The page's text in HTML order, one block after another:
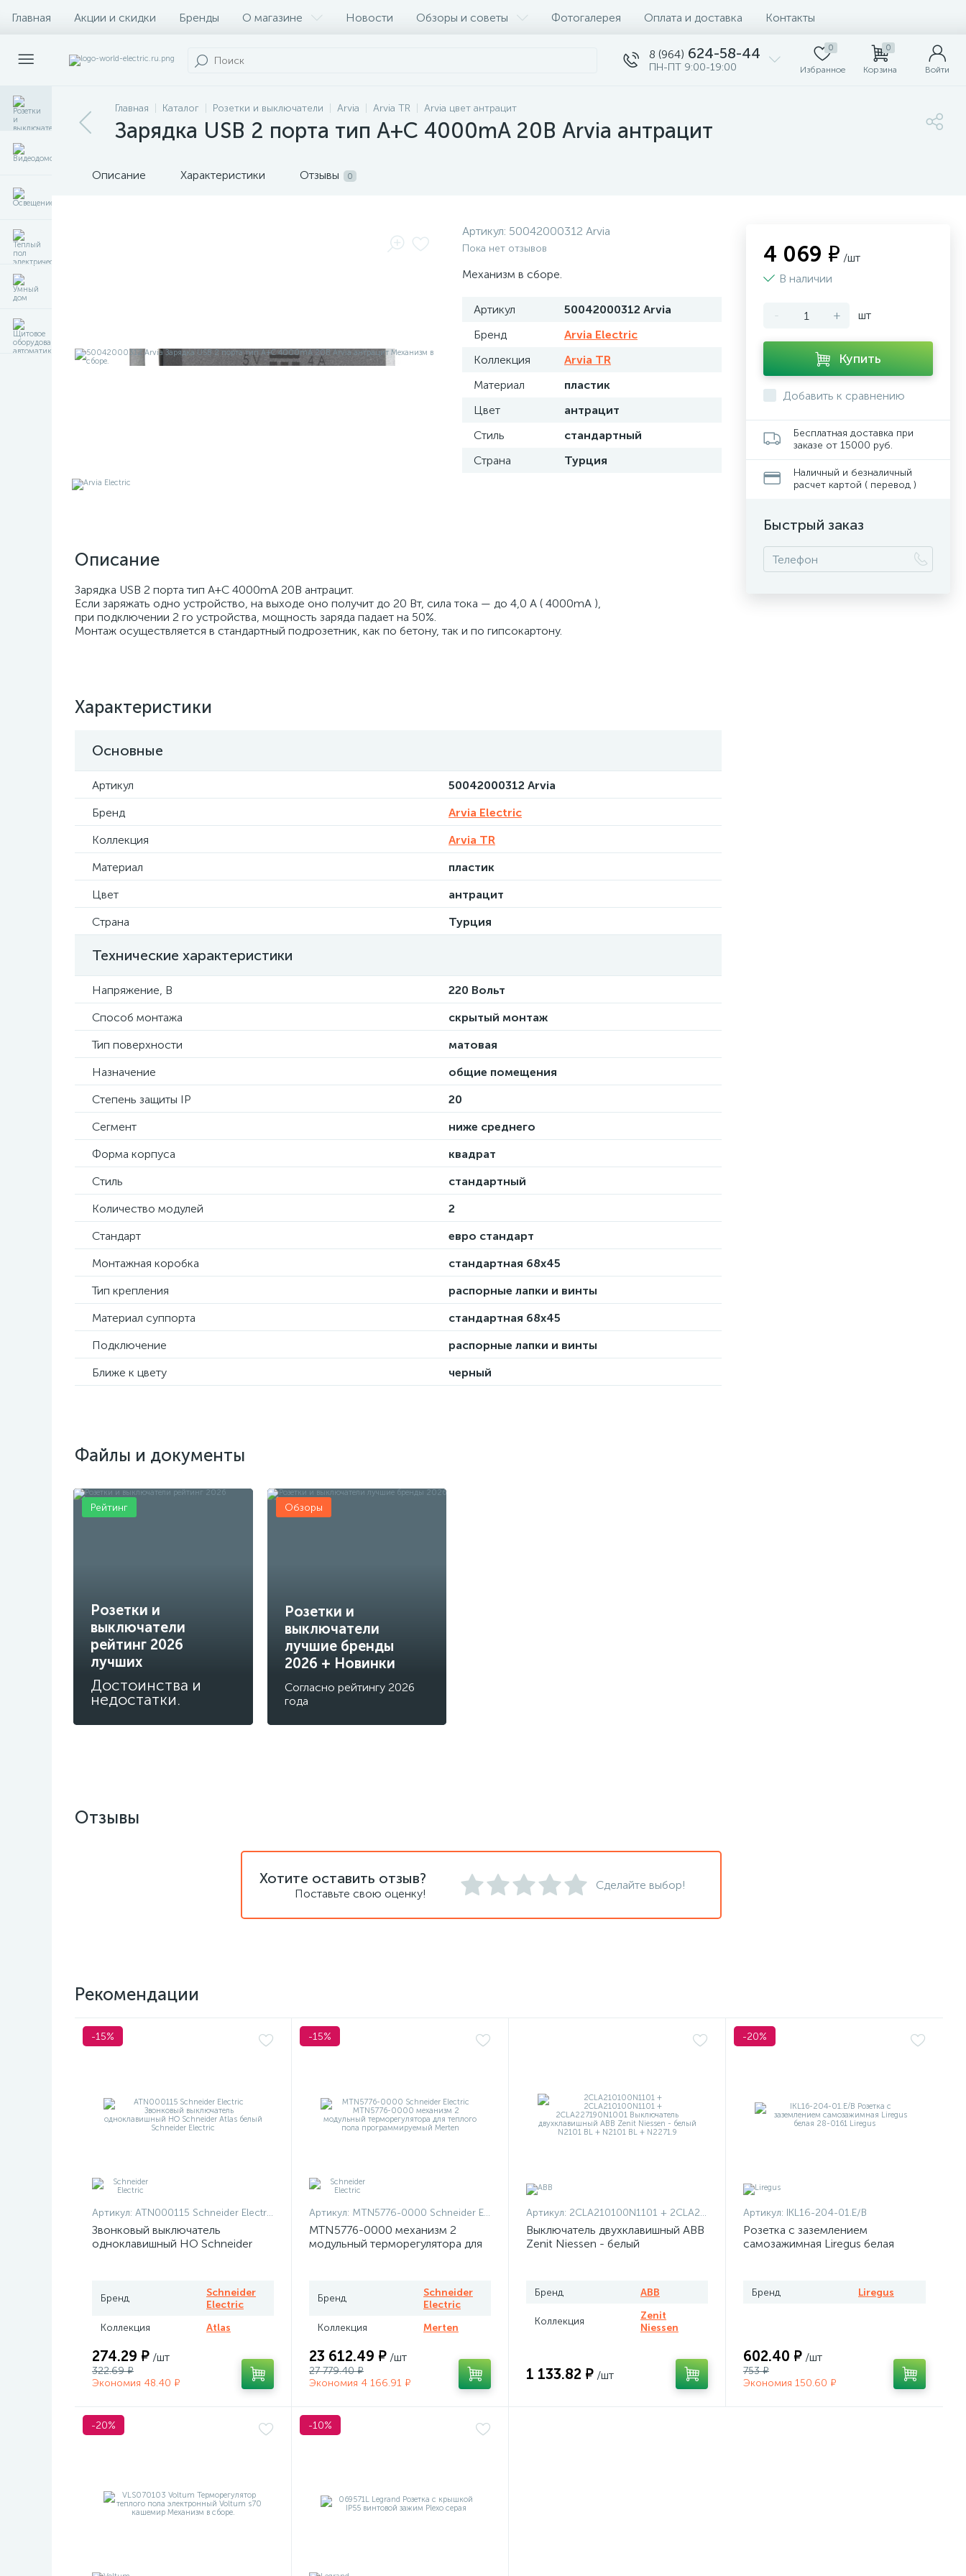
Главная Акции и скидки Бренды О магазине Новости Обзоры и советы Фотогалерея Оплата и доставка Контакты
8 (964) 624-58-44
ПН-ПТ 9:00-19:00
0
Избранное
0
Корзина Войти
Главная Каталог Розетки и выключатели Arvia Arvia TR Arvia цвет антрацит
Зарядка USB 2 порта тип А+C 4000mA 20В Arvia антрацит
Описание Характеристики Отзывы 0
Артикул: 50042000312 Arvia
Пока нет отзывов
Механизм в сборе.
Артикул
50042000312 Arvia
Бренд
Arvia Electric
Коллекция
Arvia TR
Материал
пластик
Цвет
антрацит
Стиль
стандартный
Страна
Турция
Описание
Зарядка USB 2 порта тип А+C 4000mA 20В антрацит.
Если заряжать одно устройство, на выходе оно получит до 20 Вт, сила тока — до 4,0 А ( 4000mA ),
при подключении 2 го устройства, мощность заряда падает на 50%.
Монтаж осуществляется в стандартный подрозетник, как по бетону, так и по гипсокартону.
Характеристики
Основные
Артикул
50042000312 Arvia
Бренд
Arvia Electric
Коллекция
Arvia TR
Материал
пластик
Цвет
антрацит
Страна
Турция
Технические характеристики
Напряжение, В
220 Вольт
Способ монтажа
скрытый монтаж
Тип поверхности
матовая
Назначение
общие помещения
Степень защиты IP
20
Сегмент
ниже среднего
Форма корпуса
квадрат
Стиль
стандартный
Количество модулей
2
Стандарт
евро стандарт
Монтажная коробка
стандартная 68х45
Тип крепления
распорные лапки и винты
Материал суппорта
стандартная 68х45
Подключение
распорные лапки и винты
Ближе к цвету
черный
Файлы и документы
Розетки и
выключатели
рейтинг 2026
лучших
Достоинства и
недостатки.
Рейтинг
Розетки и
выключатели
лучшие бренды
2026 + Новинки
Согласно рейтингу 2026
года
Обзоры
4 069 ₽ /шт
В наличии
- + шт
Купить
Добавить к сравнению
Бесплатная доставка при
заказе от 15000 руб.
Наличный и безналичный
расчет картой ( перевод )
Быстрый заказ
Отзывы
Хотите оставить отзыв?
Поставьте свою оценку!
Сделайте выбор!
Рекомендации
-15%
Артикул: ATN000115 Schneider Electric
Звонковый выключатель
одноклавишный НО Schneider
Бренд
Schneider
Electric
Коллекция
Atlas
274.29 ₽ /шт
322.69 ₽
Экономия 48.40 ₽
-15%
Артикул: MTN5776-0000 Schneider Electric
MTN5776-0000 механизм 2
модульный терморегулятора для
Бренд
Schneider
Electric
Коллекция
Merten
23 612.49 ₽ /шт
27 779.40 ₽
Экономия 4 166.91 ₽
Артикул: 2CLA210100N1101 + 2CLA210100N1101 + 2CLA227190N1001
Выключатель двухклавишный ABB
Zenit Niessen - белый
Бренд ABB
Коллекция
Zenit
Niessen
1 133.82 ₽ /шт
-20%
Артикул: IKL16-204-01.E/B
Розетка с заземлением
самозажимная Liregus белая
Бренд Liregus
602.40 ₽ /шт
753 ₽
Экономия 150.60 ₽
-20% -10%